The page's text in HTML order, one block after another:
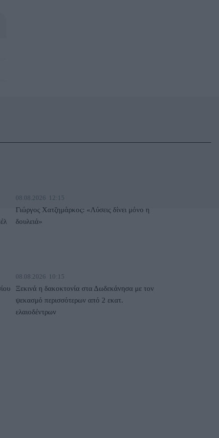
08.08.2026 12:15
Γιώργος Χατζημάρκος: «Λύσεις δίνει μόνο η
δουλειά»
08.08.2026 10:15
Ξεκινά η δακοκτονία στα Δωδεκάνησα με τον
ψεκασμό περισσότερων από 2 εκατ.
ελαιοδέντρων